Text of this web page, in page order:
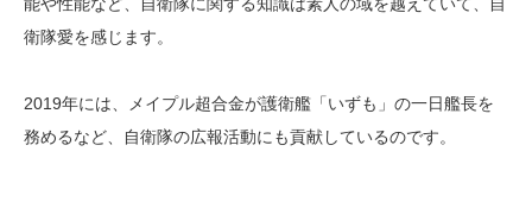
衛隊愛を感じます。
2019年には、メイプル超合金が護衛艦「いずも」の一日艦長を
務めるなど、自衛隊の広報活動にも貢献しているのです。